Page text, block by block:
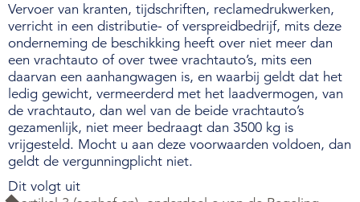
Bedrijven zoeken
Actueel
Thema's
Contact
Veelgestelde vragen
Wet- en regelgeving
Vervoer van kranten, tijdschriften, reclamedrukwerken,
verricht in een distributie- of verspreidbedrijf, mits deze
onderneming de beschikking heeft over niet meer dan
een vrachtauto of over twee vrachtauto’s, mits een
daarvan een aanhangwagen is, en waarbij geldt dat het
ledig gewicht, vermeerderd met het laadvermogen, van
de vrachtauto, dan wel van de beide vrachtauto’s
gezamenlijk, niet meer bedraagt dan 3500 kg is
vrijgesteld. Mocht u aan deze voorwaarden voldoen, dan
geldt de vergunningplicht niet.
Dit volgt uit